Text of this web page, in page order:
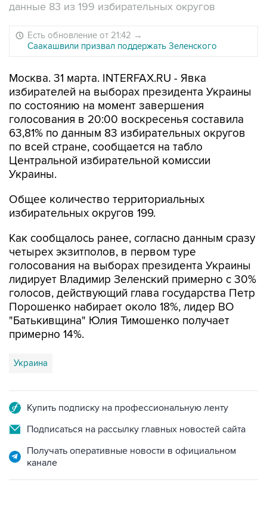
данные 83 из 199 избирательных округов
Есть обновление от 21:42 →
Саакашвили призвал поддержать Зеленского
Москва. 31 марта. INTERFAX.RU - Явка
избирателей на выборах президента Украины
по состоянию на момент завершения
голосования в 20:00 воскресенья составила
63,81% по данным 83 избирательных округов
по всей стране, сообщается на табло
Центральной избирательной комиссии
Украины.
Общее количество территориальных
избирательных округов 199.
Как сообщалось ранее, согласно данным сразу
четырех экзитполов, в первом туре
голосования на выборах президента Украины
лидирует Владимир Зеленский примерно с 30%
голосов, действующий глава государства Петр
Порошенко набирает около 18%, лидер ВО
"Батькивщина" Юлия Тимошенко получает
примерно 14%.
Украина
Купить подписку на профессиональную ленту
Подписаться на рассылку главных новостей сайта
Получать оперативные новости в официальном
канале